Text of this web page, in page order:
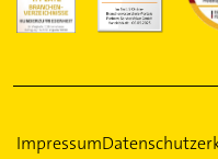
Impressum